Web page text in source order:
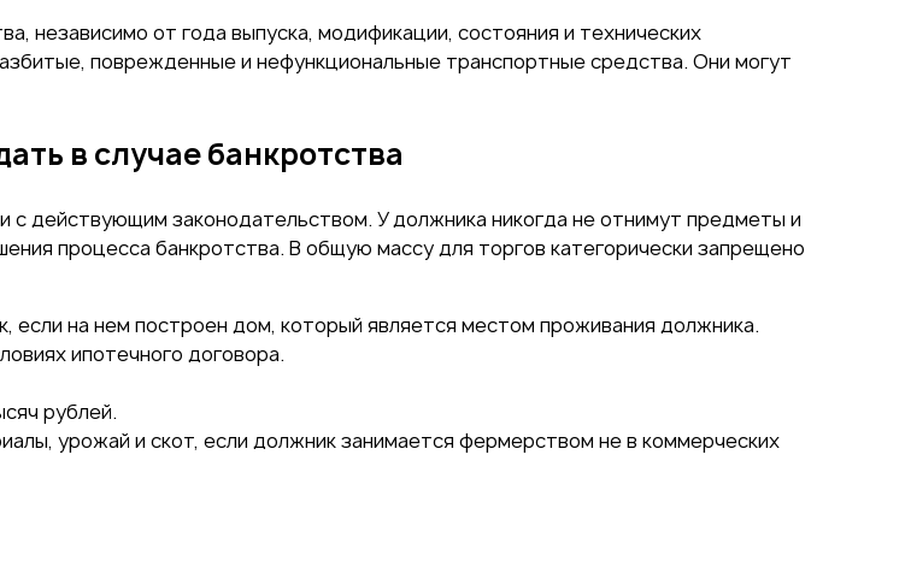
независимо от года выпуска, модификации, состояния и технических
поврежденные и нефункциональные транспортные средства. Они могут
в случае банкротства
действующим законодательством. У должника никогда не отнимут предметы и
процесса банкротства. В общую массу для торгов категорически запрещено
на нем построен дом, который является местом проживания должника.
ипотечного договора.
рублей.
урожай и скот, если должник занимается фермерством не в коммерческих